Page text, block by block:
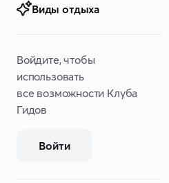
Виды отдыха
Войдите, чтобы
использовать
все возможности Клуба
Гидов
Войти